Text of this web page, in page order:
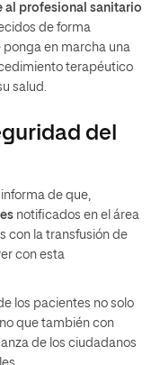
al profesional sanitario
de forma
ponga en marcha una
terapéutico
salud.
del
de que,
notificados en el área
con la transfusión de
con esta
los pacientes no solo
que también con
de los ciudadanos